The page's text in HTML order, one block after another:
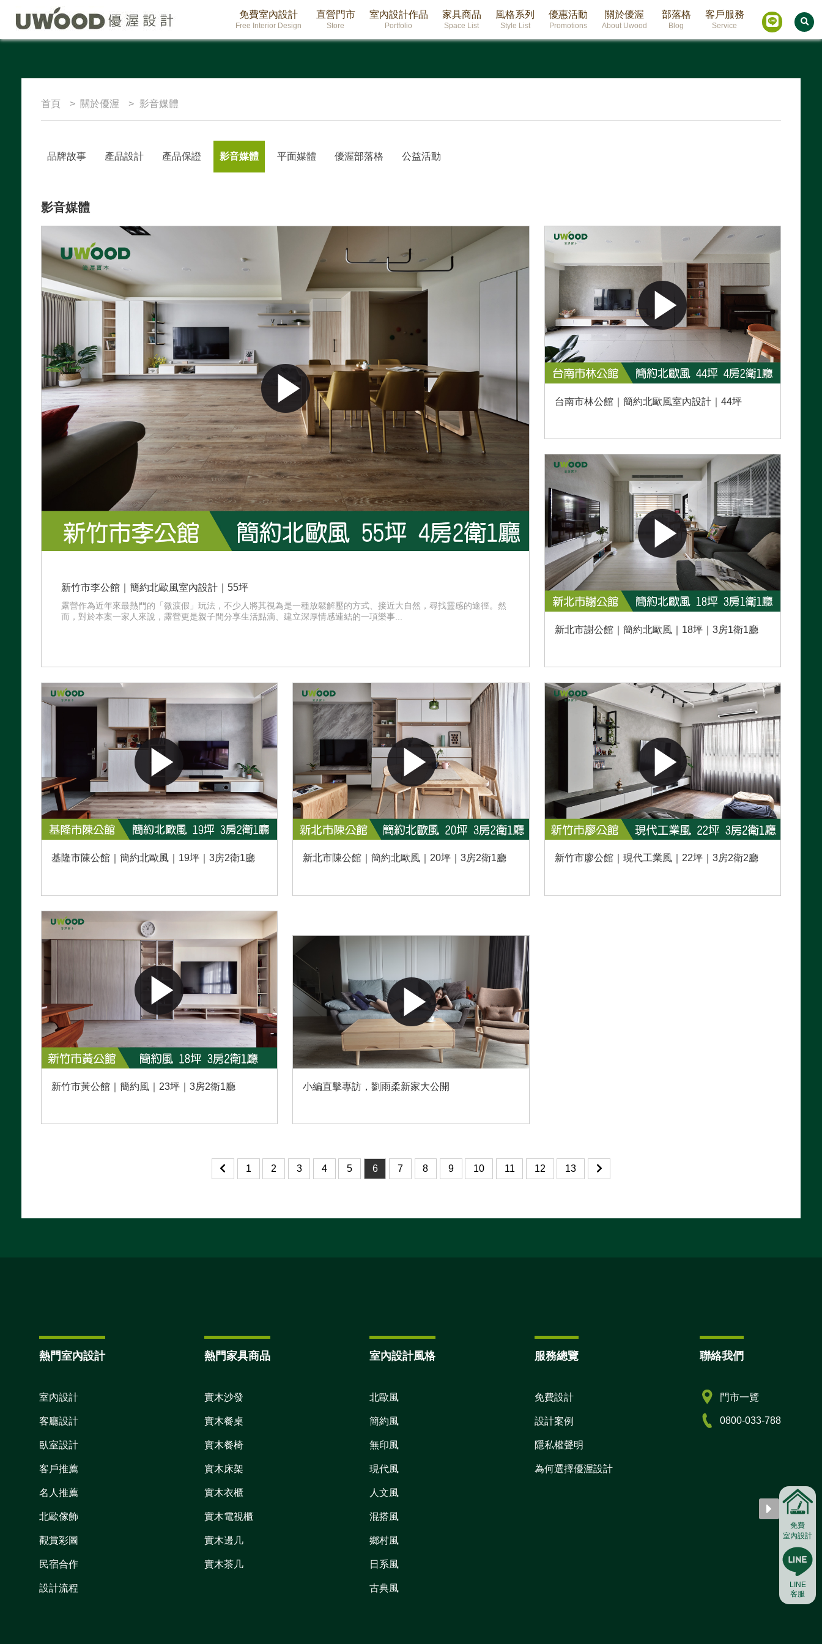
免費
室內設計
LINE
客服
免費室內設計
Free Interior Design
直營門市
Store
室內設計作品
Portfolio
家具商品
Space List
風格系列
Style List
優惠活動
Promotions
關於優渥
About Uwood
部落格
Blog
客戶服務
Service
首頁 關於優渥 影音媒體
品牌故事 產品設計 產品保證 影音媒體 平面媒體 優渥部落格 公益活動
影音媒體
新竹市李公館｜簡約北歐風室內設計｜55坪
露營作為近年來最熱門的「微渡假」玩法，不少人將其視為是一種放鬆解壓的方式、接近大自然，尋找靈感的途徑。然
而，對於本案一家人來說，露營更是親子間分享生活點滴、建立深厚情感連結的一項樂事...
台南市林公館｜簡約北歐風室內設計｜44坪
新北市謝公館｜簡約北歐風｜18坪｜3房1衛1廳
基隆市陳公館｜簡約北歐風｜19坪｜3房2衛1廳 新北市陳公館｜簡約北歐風｜20坪｜3房2衛1廳 新竹市廖公館｜現代工業風｜22坪｜3房2衛2廳
新竹市黃公館｜簡約風｜23坪｜3房2衛1廳 小編直擊專訪，劉雨柔新家大公開
1 2 3 4 5 6 7 8 9 10 11 12 13
熱門室內設計
室內設計
客廳設計
臥室設計
客戶推薦
名人推薦
北歐傢飾
觀賞彩圖
民宿合作
設計流程
熱門家具商品
實木沙發
實木餐桌
實木餐椅
實木床架
實木衣櫃
實木電視櫃
實木邊几
實木茶几
室內設計風格
北歐風
簡約風
無印風
現代風
人文風
混搭風
鄉村風
日系風
古典風
服務總覽
免費設計
設計案例
隱私權聲明
為何選擇優渥設計
聯絡我們
門市一覽
0800-033-788